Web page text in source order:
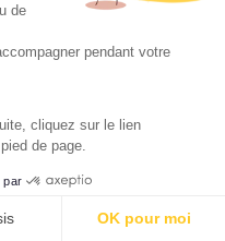
de
pendant votre
cliquez sur le lien
de page.
par
OK pour moi
Lyon 2
Lyon 6
Paris 8
Paris 16
Paris 20
Toulouse